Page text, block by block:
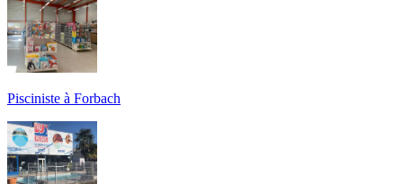
Pisciniste à Forbach